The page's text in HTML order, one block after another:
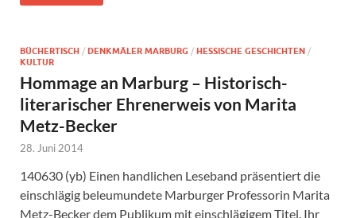
BÜCHERTISCH / DENKMÄLER MARBURG / HESSISCHE GESCHICHTEN /
KULTUR
Hommage an Marburg – Historisch-
literarischer Ehrenerweis von Marita
Metz-Becker
28. Juni 2014
140630 (yb) Einen handlichen Leseband präsentiert die
einschlägig beleumundete Marburger Professorin Marita
Metz-Becker dem Publikum mit einschlägigem Titel. Ihr